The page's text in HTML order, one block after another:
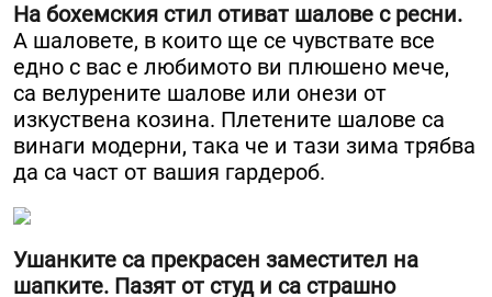
На бохемския стил отиват шалове с ресни.
А шаловете, в които ще се чувствате все
едно с вас е любимото ви плюшено мече,
са велурените шалове или онези от
изкуствена козина. Плетените шалове са
винаги модерни, така че и тази зима трябва
да са част от вашия гардероб.
Ушанките са прекрасен заместител на
шапките. Пазят от студ и са страшно